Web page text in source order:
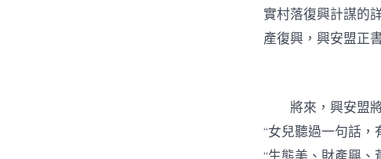
實村落復興計謀的
產復興，興安盟正
將來，興安盟
“女兒聽過一句話，